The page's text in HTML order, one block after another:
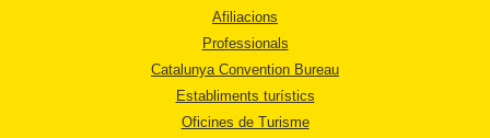
Afiliacions
Professionals
Catalunya Convention Bureau
Establiments turístics
Oficines de Turisme